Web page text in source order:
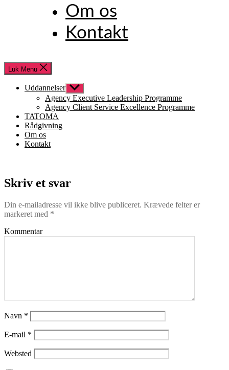
Om os
Kontakt
Luk Menu
Uddannelser Vis
undermenu
Agency Executive Leadership Programme
Agency Client Service Excellence Programme
TATOMA
Rådgivning
Om os
Kontakt
Skriv et svar
Din e-mailadresse vil ikke blive publiceret. Krævede felter er
markeret med *
Kommentar
Navn *
E-mail *
Websted